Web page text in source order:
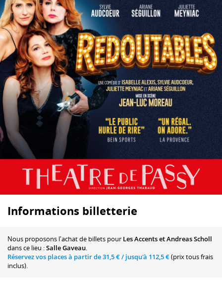
Informations billetterie
Nous proposons l'achat de billets pour Les Accents et Andreas Scholl
dans ce lieu :Salle Gaveau.
Réservez vos places à partir de31,5 €/ jusqu'à 112,5 €(prix tous frais
inclus).